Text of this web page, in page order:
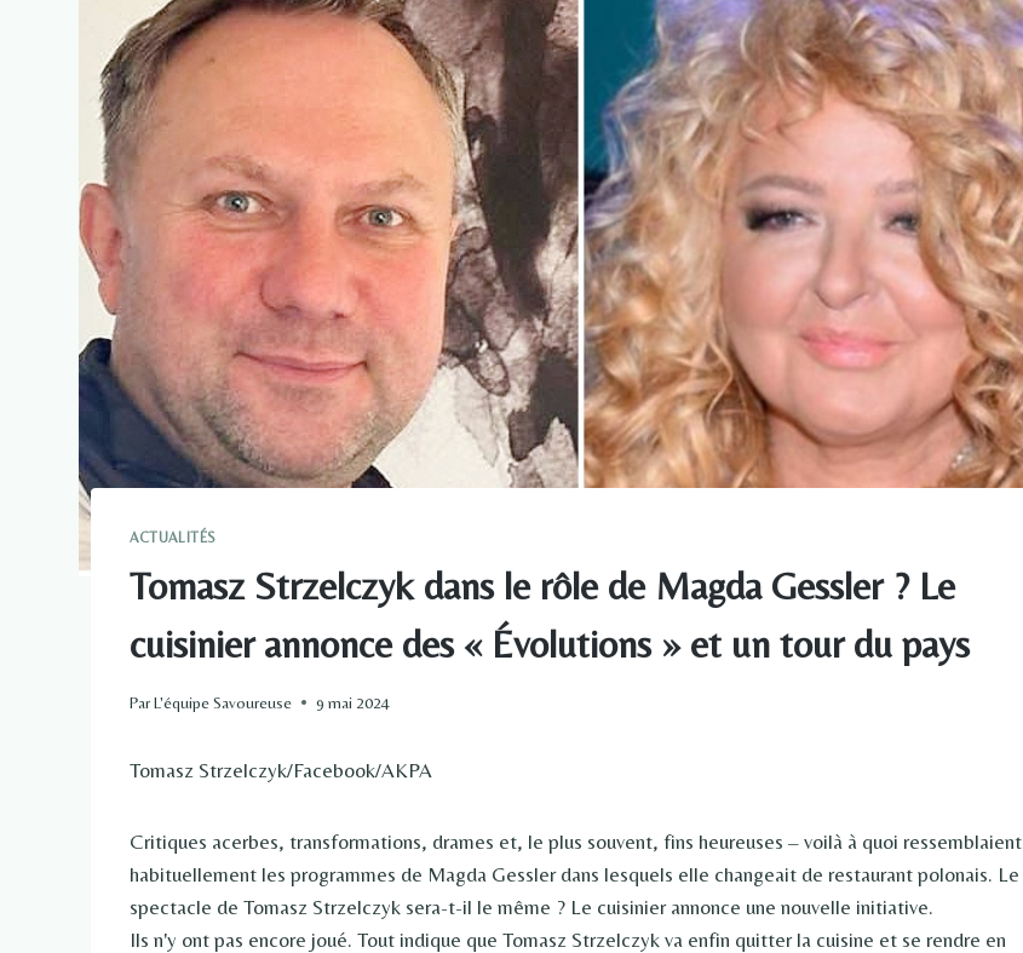
ACTUALITÉS
Tomasz Strzelczyk dans le rôle de Magda Gessler ? Le
cuisinier annonce des « Évolutions » et un tour du pays
ParL'équipe Savoureuse 9 mai 2024
Tomasz Strzelczyk/Facebook/AKPA
Critiques acerbes, transformations, drames et, le plus souvent, fins heureuses – voilà à quoi ressemblaient
habituellement les programmes de Magda Gessler dans lesquels elle changeait de restaurant polonais. Le
spectacle de Tomasz Strzelczyk sera-t-il le même ? Le cuisinier annonce une nouvelle initiative.
Ils n'y ont pas encore joué. Tout indique que Tomasz Strzelczyk va enfin quitter la cuisine et se rendre en